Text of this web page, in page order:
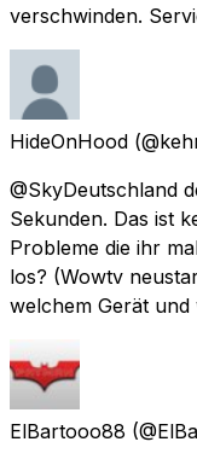
verschwinden.
HideOnHood
@SkyDeutschland
Sekunden. Das ist
Probleme die ihr
los? (Wowtv
welchem Gerät
ElBartooo88